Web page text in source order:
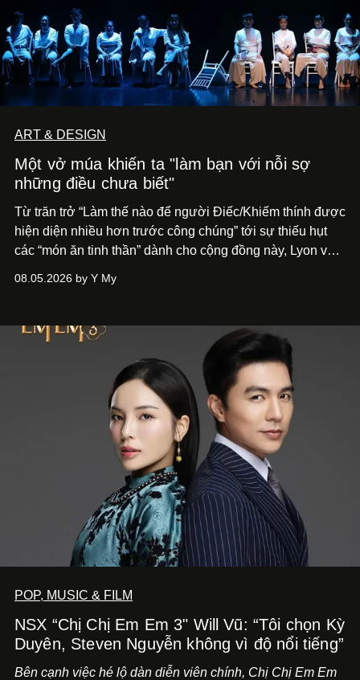
ART & DESIGN
Một vở múa khiến ta "làm bạn với nỗi sợ
những điều chưa biết"
Từ trăn trở “Làm thế nào để người Điếc/Khiếm thính được
hiện diện nhiều hơn trước công chúng” tới sự thiếu hụt
các “món ăn tinh thần” dành cho cộng đồng này, Lyon và
phẩm múa đương đại thành hiện thực, mang tên Lắng
08.05.2026 by Y My
POP, MUSIC & FILM
NSX “Chị Chị Em Em 3" Will Vũ: “Tôi chọn Kỳ
Duyên, Steven Nguyễn không vì độ nổi tiếng”
Bên cạnh việc hé lộ dàn diễn viên chính, Chị Chị Em Em